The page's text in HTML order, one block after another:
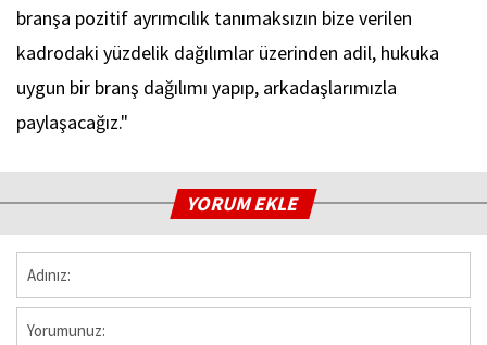
branşa pozitif ayrımcılık tanımaksızın bize verilen
kadrodaki yüzdelik dağılımlar üzerinden adil, hukuka
uygun bir branş dağılımı yapıp, arkadaşlarımızla
paylaşacağız."
YORUM EKLE